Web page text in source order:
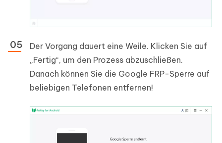
Der Vorgang dauert eine Weile. Klicken Sie auf
„Fertig“, um den Prozess abzuschließen.
Danach können Sie die Google FRP-Sperre auf
beliebigen Telefonen entfernen!